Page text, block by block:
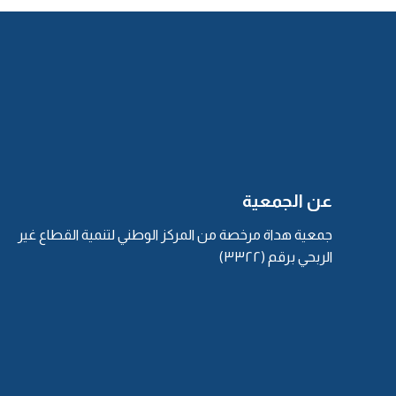
عن الجمعية
جمعية هداة مرخصة من المركز الوطني لتنمية القطاع غير
الربحي برقم (٣٣٢٢)